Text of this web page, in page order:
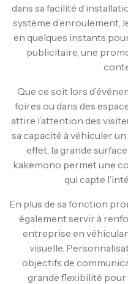
dans sa facilité
système d’enroulement,
en quelques instants
publicitaire, une
Que ce soit lors
foires ou dans des
attire l’attention des
sa capacité à véhiculer
effet, la grande
kakemono permet une
qui capte
En plus de sa fonction
également servir à
entreprise en
visuelle.
objectifs de
grande flexibilité